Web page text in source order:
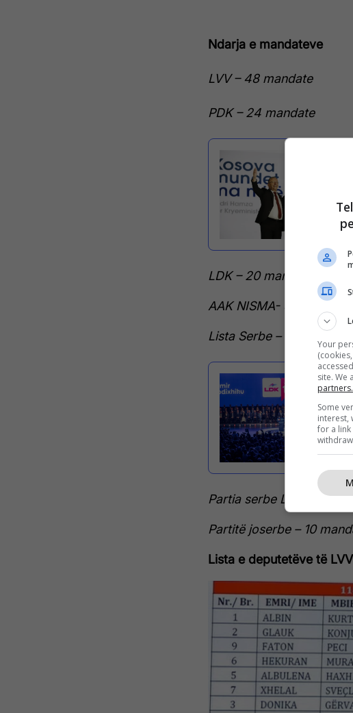
Ndarja e mandateve
LVV – 48 mandate
PDK – 24 mandate
LDK – 20 mandate
AAK NISMA- 8 mandate
Lista Serbe – 9 mandate
Partia serbe LDM – 1
Partitë joserbe – 10
Lista e deputetëve të LVV
Your
site. We
partners.
Some
interest,
for a